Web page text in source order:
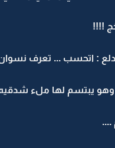
!!!!
: اتحسب ... تعرف
يبتسم لها ملء شدقيه
....